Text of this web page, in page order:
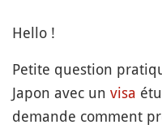
Hello !
Petite question
Japon avec un visa
demande comment